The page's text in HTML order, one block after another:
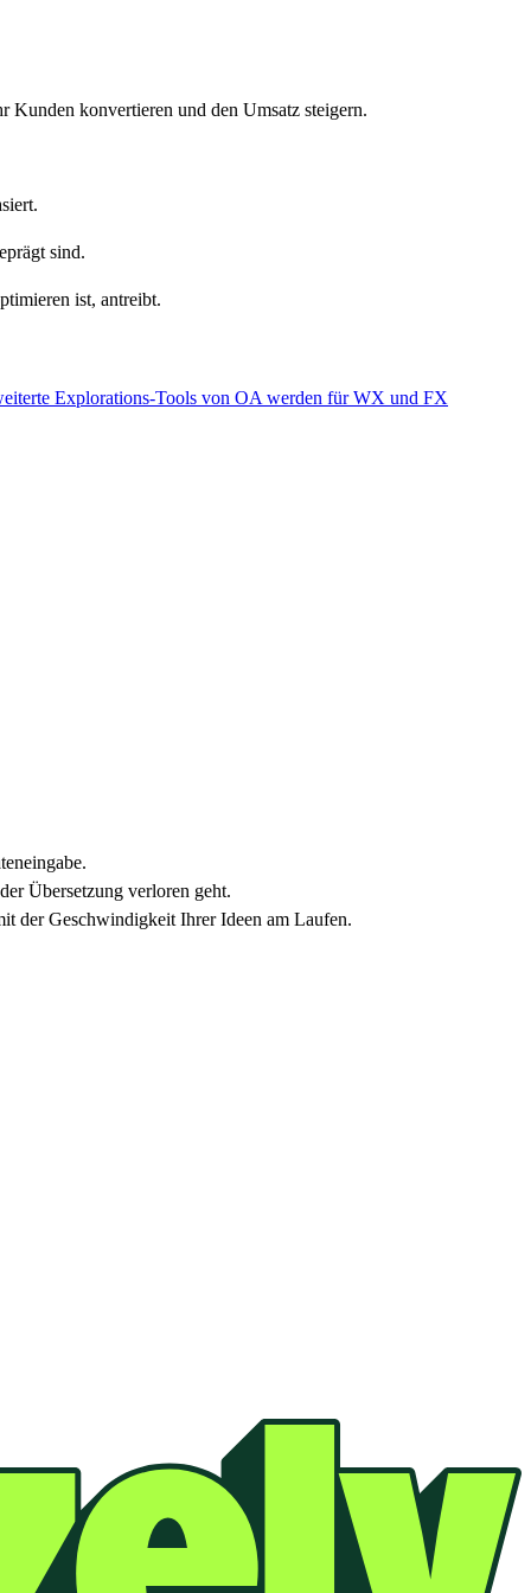
Kunden konvertieren und den Umsatz steigern.
sind.
ist, antreibt.
Explorations-Tools von OA werden für WX und FX
Übersetzung verloren geht.
der Geschwindigkeit Ihrer Ideen am Laufen.